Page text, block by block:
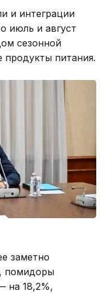
и интеграции
июль и август
сезонной
продукты питания.
заметно
помидоры
на 18,2%,